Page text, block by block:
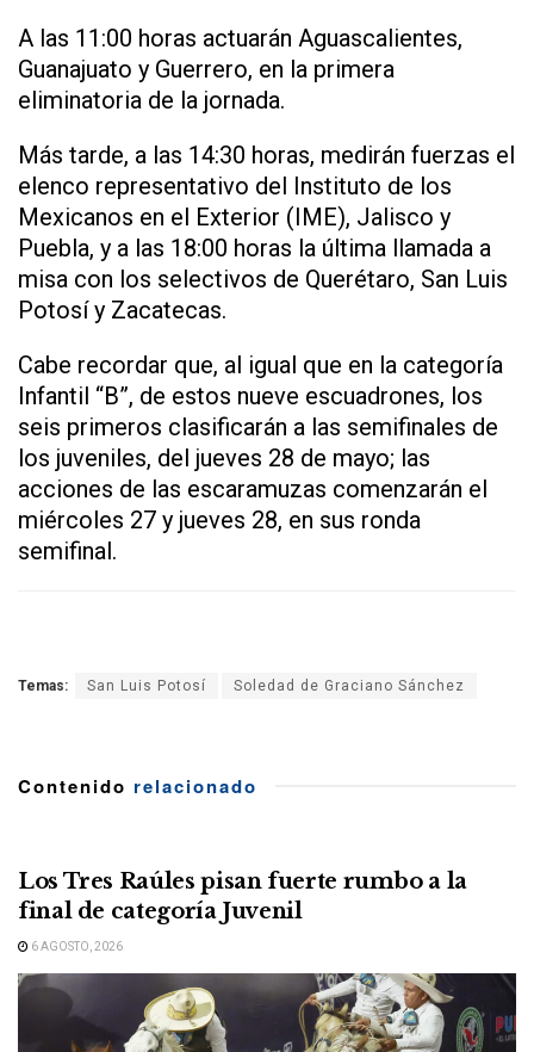
A las 11:00 horas actuarán Aguascalientes,
Guanajuato y Guerrero, en la primera
eliminatoria de la jornada.
Más tarde, a las 14:30 horas, medirán fuerzas el
elenco representativo del Instituto de los
Mexicanos en el Exterior (IME), Jalisco y
Puebla, y a las 18:00 horas la última llamada a
misa con los selectivos de Querétaro, San Luis
Potosí y Zacatecas.
Cabe recordar que, al igual que en la categoría
Infantil “B”, de estos nueve escuadrones, los
seis primeros clasificarán a las semifinales de
los juveniles, del jueves 28 de mayo; las
acciones de las escaramuzas comenzarán el
miércoles 27 y jueves 28, en sus ronda
semifinal.
Temas: San Luis Potosí Soledad de Graciano Sánchez
Contenido relacionado
Los Tres Raúles pisan fuerte rumbo a la
final de categoría Juvenil
6 AGOSTO, 2026